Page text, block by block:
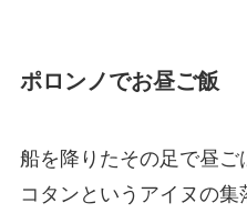
ポロンノでお昼ご飯
船を降りたその足で昼ご
コタンというアイヌの集